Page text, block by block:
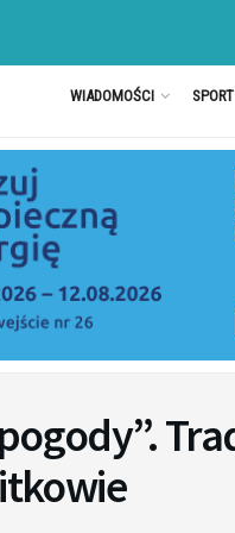
WIADOMOŚCI SPORT